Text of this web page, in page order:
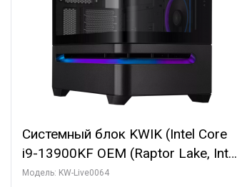
Системный блок KWIK (Intel Core
i9-13900KF OEM (Raptor Lake, Intel
7, C24 16EC/8P/ 64 ГБ ОЗУ (2
Модель: KW-Live0064